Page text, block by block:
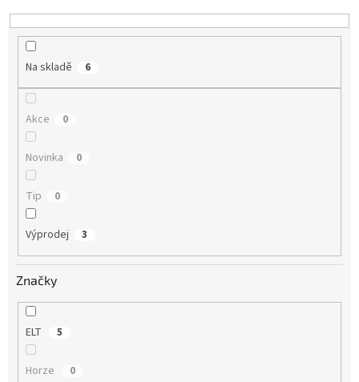
u
Na skladě 6
Akce 0
Novinka 0
Tip 0
Výprodej 3
Značky
ELT 5
Horze 0